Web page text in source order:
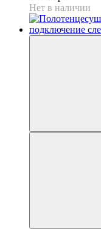
Нет в наличии